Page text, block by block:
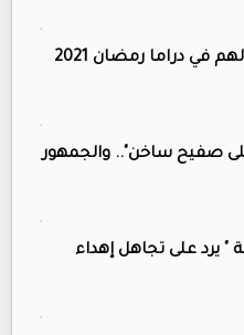
بالصور..نجوم لم تختلف أشكالهم في دراما رمضان 2021
صفيح ساخن".. والجمهور
" يرد على تجاهل إهداء